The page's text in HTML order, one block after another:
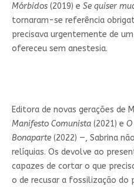
Mórbidos(2019) e Se quiser
tornaram-se referência
precisava urgentemente de
ofereceu sem anestesia.
Editora de novas gerações de
Manifesto Comunista(2021) e
Bonaparte(2022) —, Sabrina
relíquias. Os devolve ao
capazes de cortar o que
o de recusar a fossilização do